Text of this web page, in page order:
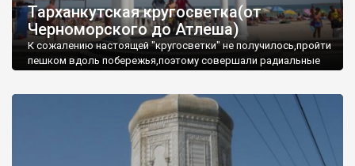
Тарханкутская кругосветка(от
Черноморского до Атлеша)
К сожалению настоящей "кругосветки" не получилось,пройти
пешком вдоль побережья,поэтому совершали радиальные